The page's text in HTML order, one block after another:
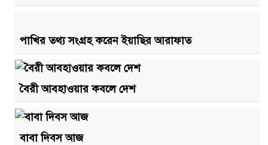
পাখির তথ্য সংগ্রহ করেন ইয়াছির আরাফাত
বৈরী আবহাওয়ার কবলে দেশ
বাবা দিবস আজ